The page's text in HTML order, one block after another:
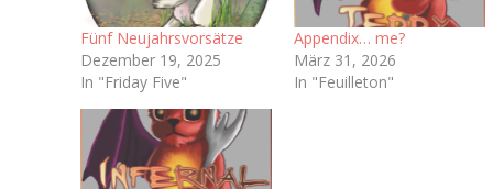
Fünf Neujahrsvorsätze
Dezember 19, 2025
In "Friday Five"
Appendix… me?
März 31, 2026
In "Feuilleton"